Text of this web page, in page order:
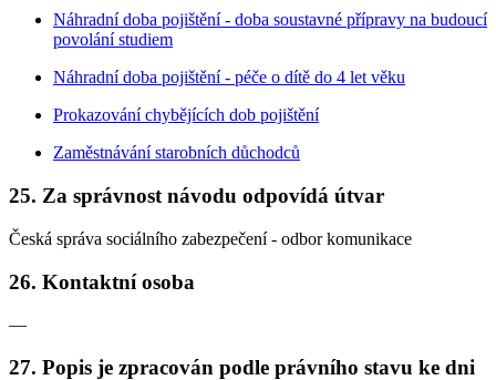
Náhradní doba pojištění - doba soustavné přípravy na budoucí
povolání studiem
Náhradní doba pojištění - péče o dítě do 4 let věku
Prokazování chybějících dob pojištění
Zaměstnávání starobních důchodců
25. Za správnost návodu odpovídá útvar
Česká správa sociálního zabezpečení - odbor komunikace
26. Kontaktní osoba
—
27. Popis je zpracován podle právního stavu ke dni